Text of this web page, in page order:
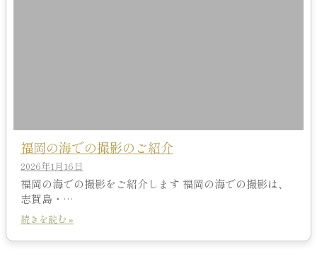
福岡の海での撮影のご紹介
2026年1月16日
福岡の海での撮影をご紹介します 福岡の海での撮影は、
志賀島・…
続きを読む »